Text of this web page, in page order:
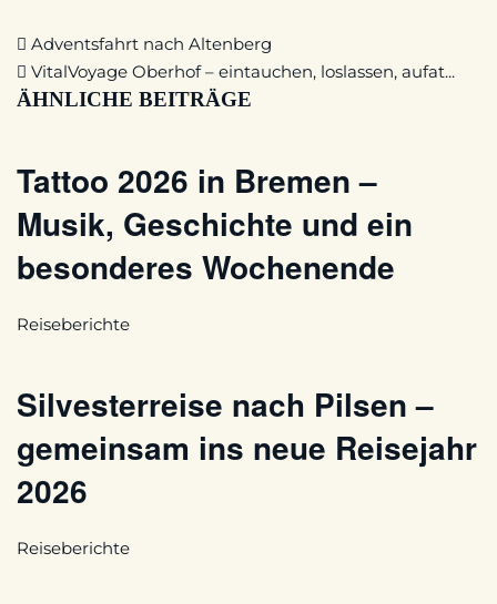
Adventsfahrt nach Altenberg
VitalVoyage Oberhof – eintauchen, loslassen, aufat...
ÄHNLICHE BEITRÄGE
Tattoo 2026 in Bremen –
Musik, Geschichte und ein
besonderes Wochenende
Reiseberichte
Silvesterreise nach Pilsen –
gemeinsam ins neue Reisejahr
2026
Reiseberichte